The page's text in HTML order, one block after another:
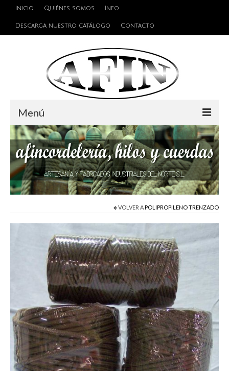
Inicio Quiénes somos Info
Descarga nuestro catálogo Contacto
Menú
Cuerdas
Hilos
Alambres y Cables
Accesorios de unión
Pegamento
VOLVER APOLIPROPILENO TRENZADO